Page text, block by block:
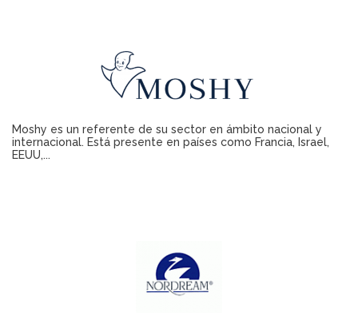
Moshy es un referente de su sector en ámbito nacional y
internacional. Está presente en países como Francia, Israel,
EEUU,...